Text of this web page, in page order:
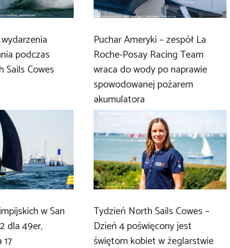
podczas
Cowes
Puchar Ameryki – zespół La
Roche-Posay Racing Team
wraca do wody po naprawie
spowodowanej pożarem
akumulatora
w San
dla 49er,
Tydzień North Sails Cowes –
Dzień 4 poświęcony jest
świętom kobiet w żeglarstwie